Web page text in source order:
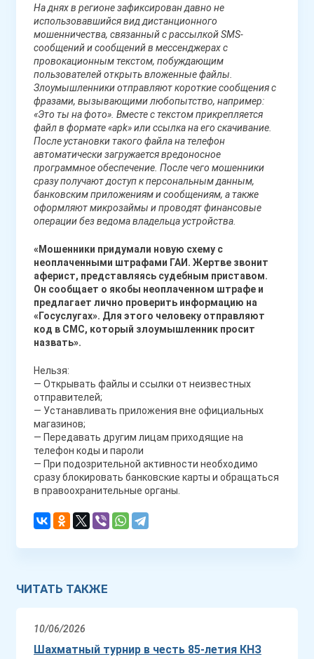
На днях в регионе зафиксирован давно не
использовавшийся вид дистанционного
мошенничества, связанный с рассылкой SMS-
сообщений и сообщений в мессенджерах с
провокационным текстом, побуждающим
пользователей открыть вложенные файлы.
Злоумышленники отправляют короткие сообщения с
фразами, вызывающими любопытство, например:
«Это ты на фото». Вместе с текстом прикрепляется
файл в формате «apk» или ссылка на его скачивание.
После установки такого файла на телефон
автоматически загружается вредоносное
программное обеспечение. После чего мошенники
сразу получают доступ к персональным данным,
банковским приложениям и сообщениям, а также
оформляют микрозаймы и проводят финансовые
операции без ведома владельца устройства.
«Мошенники придумали новую схему с
неоплаченными штрафами ГАИ. Жертве звонит
аферист, представляясь судебным приставом.
Он сообщает о якобы неоплаченном штрафе и
предлагает лично проверить информацию на
«Госуслугах». Для этого человеку отправляют
код в СМС, который злоумышленник просит
назвать».
Нельзя:
— Открывать файлы и ссылки от неизвестных
отправителей;
— Устанавливать приложения вне официальных
магазинов;
— Передавать другим лицам приходящие на
телефон коды и пароли
— При подозрительной активности необходимо
сразу блокировать банковские карты и обращаться
в правоохранительные органы.
ЧИТАТЬ ТАКЖЕ
10/06/2026
Шахматный турнир в честь 85-летия КНЗ